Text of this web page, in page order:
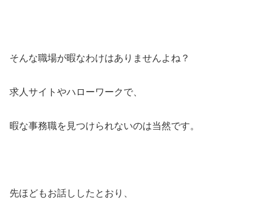
そんな職場が暇なわけはありませんよね？
求人サイトやハローワークで、
暇な事務職を見つけられないのは当然です。
先ほどもお話ししたとおり、